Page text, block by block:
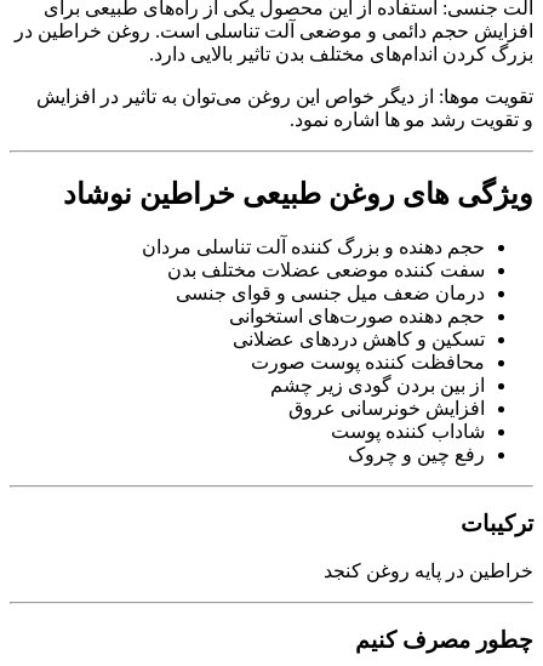
آلت جنسی: استفاده از این محصول یکی از راه‌های طبیعی برای
افزایش حجم دائمی و موضعی آلت تناسلی است. روغن خراطین در
بزرگ کردن اندام‌های مختلف بدن تاثیر بالایی دارد.
تقویت موها: از دیگر خواص این روغن می‌توان به تاثیر در افزایش
و تقویت رشد مو ها اشاره نمود.
ویژگی های روغن طبیعی خراطین نوشاد
حجم دهنده و بزرگ کننده آلت تناسلی مردان
سفت کننده موضعی عضلات مختلف بدن
درمان ضعف میل جنسی و قوای جنسی
حجم دهنده صورت‌های استخوانی
تسکین و کاهش دردهای عضلانی
محافظت کننده پوست صورت
از بین بردن گودی زیر چشم
افزایش خونرسانی عروق
شاداب کننده پوست
رفع چین و چروک
ترکیبات
خراطین در پایه روغن کنجد
چطور مصرف کنیم